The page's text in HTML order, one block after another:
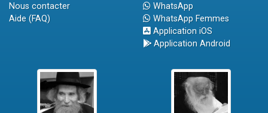
Nous contacter
Aide (FAQ)
WhatsApp
WhatsApp Femmes
Application iOS
Application Android